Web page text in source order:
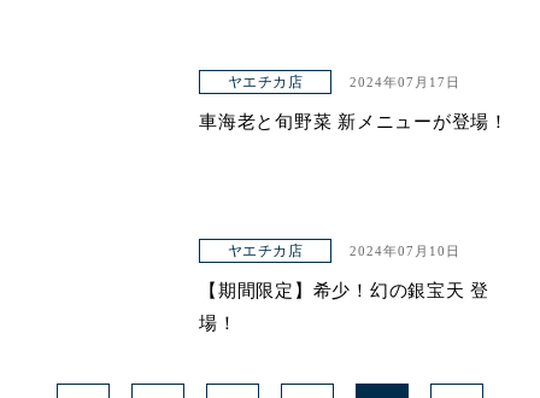
ヤエチカ店 2024年07月17日
車海老と旬野菜 新メニューが登場！
ヤエチカ店 2024年07月10日
【期間限定】希少！幻の銀宝天 登
場！